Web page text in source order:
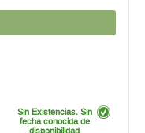
Sin Existencias. Sin
fecha conocida de